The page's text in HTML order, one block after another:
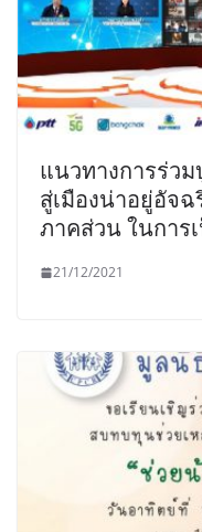
แนวทางการร่ว
สู่เมืองน่าอยู่อัจ
ภาคส่วน ในการ
21/12/2021